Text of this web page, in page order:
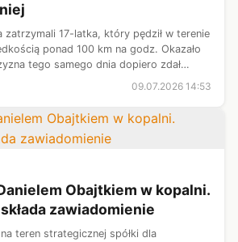
zatrzymali 17-latka, który pędził w terenie
ponad 100 km na godz. Okazało
tego samego dnia dopiero zdał
Funkcjonariusze odebrali mu
09.07.2026 14:53
Obajtkiem w kopalni.
zawiadomienie
teren strategicznej spółki dla